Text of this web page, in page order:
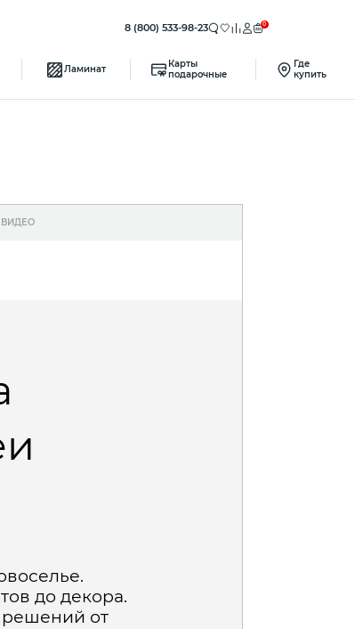
8 (800) 533-98-23 0
Ламинат
Карты
подарочные
Где
купить
до декора.
решений от